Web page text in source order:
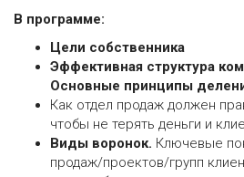
В программе:
Цели собственника
Эффективная структура
Основные принципы
Как отдел продаж должен
чтобы не терять деньги и
Виды воронок. Ключевые
продаж/проектов/групп